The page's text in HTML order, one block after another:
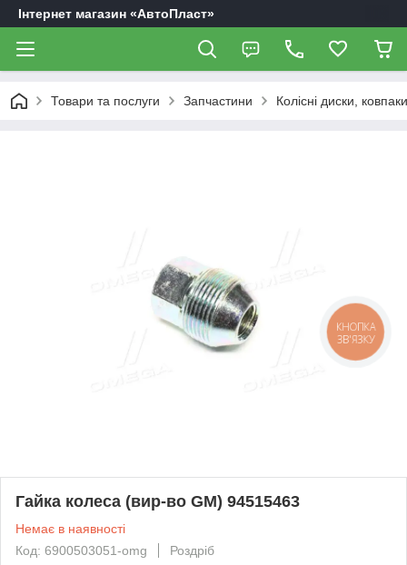
Інтернет магазин «АвтоПласт»
Товари та послуги Запчастини Колісні диски,
Гайка колеса (вир-во GM) 94515463
Немає в наявності
Код: 6900503051-omg
Роздріб
КНОПКА
ЗВ'ЯЗКУ